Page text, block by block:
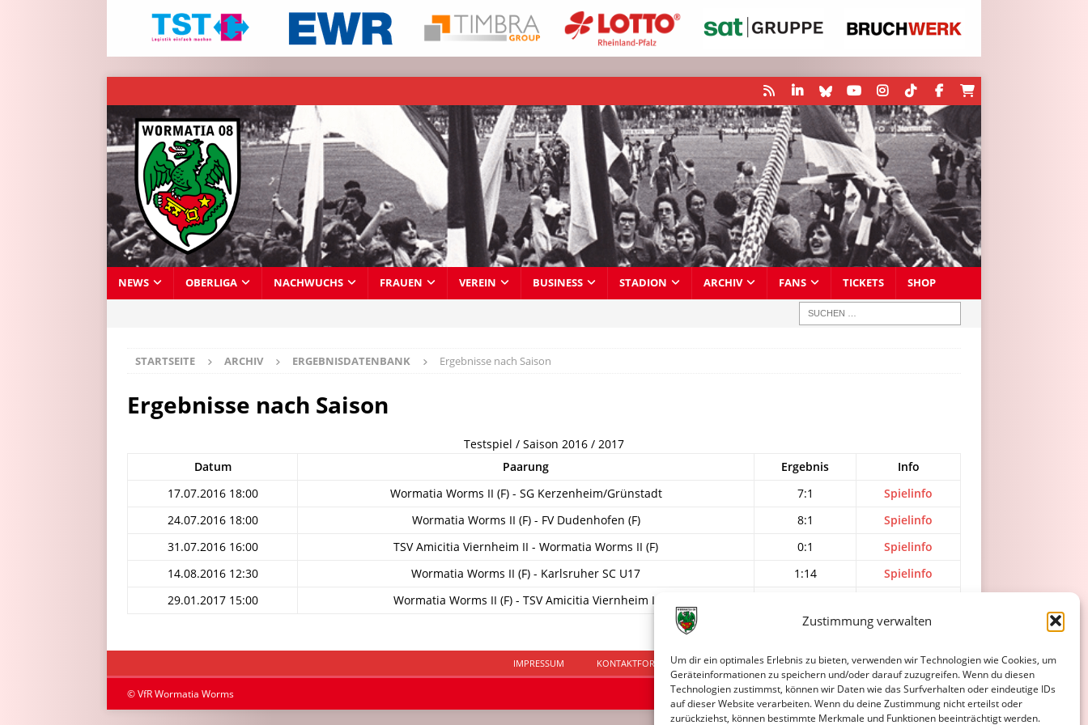
Zustimmung verwalten
Um dir ein optimales Erlebnis zu bieten, verwenden wir Technologien wie Cookies, um
Geräteinformationen zu speichern und/oder darauf zuzugreifen. Wenn du diesen
Technologien zustimmst, können wir Daten wie das Surfverhalten oder eindeutige IDs
auf dieser Website verarbeiten. Wenn du deine Zustimmung nicht erteilst oder
zurückziehst, können bestimmte Merkmale und Funktionen beeinträchtigt werden.
NEWS OBERLIGA NACHWUCHS FRAUEN VEREIN BUSINESS STADION ARCHIV FANS TICKETS SHOP
STARTSEITE ARCHIV ERGEBNISDATENBANK Ergebnisse nach Saison
Ergebnisse nach Saison
Testspiel / Saison 2016 / 2017
Datum
Paarung Ergebnis
Info
17.07.2016 18:00
Wormatia Worms II (F) - SG Kerzenheim/Grünstadt 7:1
Spielinfo
24.07.2016 18:00
Wormatia Worms II (F) - FV Dudenhofen (F) 8:1
Spielinfo
31.07.2016 16:00
TSV Amicitia Viernheim II - Wormatia Worms II (F) 0:1
Spielinfo
14.08.2016 12:30
Wormatia Worms II (F) - Karlsruher SC U17 1:14
Spielinfo
29.01.2017 15:00
Wormatia Worms II (F) - TSV Amicitia Viernheim II
IMPRESSUM KONTAKTFORMULAR DATENSCHUTZERKLÄRUNG COOKIE-RICHTLINIE (EU)
© VfR Wormatia Worms